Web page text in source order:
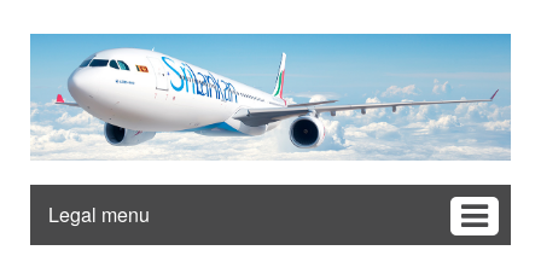
Legal menu